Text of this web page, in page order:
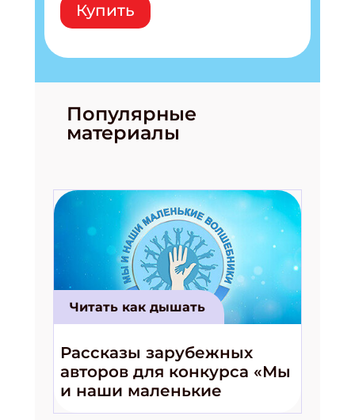
Купить
Популярные
материалы
Читать как дышать
Рассказы зарубежных
авторов для конкурса «Мы
и наши маленькие
волшебники!»